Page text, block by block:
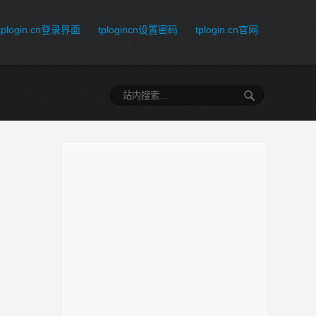
登录界面 tplogincn设置密码 tplogin.cn官网